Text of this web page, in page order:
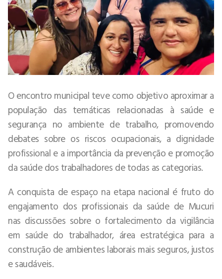
O encontro municipal teve como objetivo aproximar a
população das temáticas relacionadas à saúde e
segurança no ambiente de trabalho, promovendo
debates sobre os riscos ocupacionais, a dignidade
profissional e a importância da prevenção e promoção
da saúde dos trabalhadores de todas as categorias.
A conquista de espaço na etapa nacional é fruto do
engajamento dos profissionais da saúde de Mucuri
nas discussões sobre o fortalecimento da vigilância
em saúde do trabalhador, área estratégica para a
construção de ambientes laborais mais seguros, justos
e saudáveis.